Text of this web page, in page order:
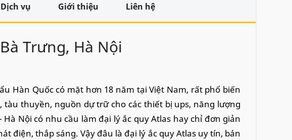
Dịch vụ Giới thiệu Liên hệ
Trưng, Hà Nội
Hàn Quốc có mặt hơn 18 năm tại Việt Nam, rất phổ biến
tàu thuyền, nguồn dự trữ cho các thiết bị ups, năng lượng
Nội có nhu cầu làm đại lý ắc quy Atlas hay chỉ đơn giản
điện, thắp sáng. Vậy đâu là đại lý ắc quy Atlas uy tín, bán